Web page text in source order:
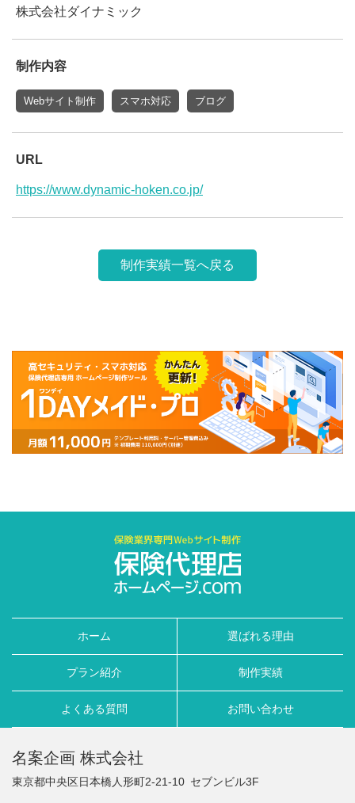
株式会社ダイナミック
制作内容
Webサイト制作 スマホ対応 ブログ
URL
https://www.dynamic-hoken.co.jp/
制作実績一覧へ戻る
ホーム 選ばれる理由
プラン紹介 制作実績
よくある質問 お問い合わせ
名案企画 株式会社
東京都中央区日本橋人形町2-21-10 セブンビル3F